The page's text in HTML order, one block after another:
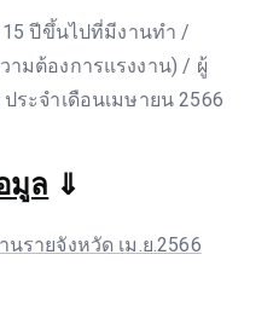
ปีขึ้นไปที่มีงานทำ /
ามต้องการแรงงาน) / ผู้
ระจำเดือนเมษายน 2566
มูล ⇓
นรายจังหวัด เม.ย.2566